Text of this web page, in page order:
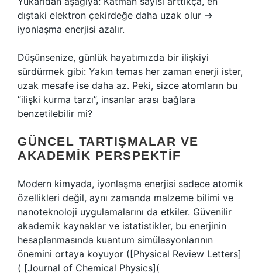
dıştaki elektron çekirdeğe daha uzak olur →
iyonlaşma enerjisi azalır.
Düşünsenize, günlük hayatımızda bir ilişkiyi
sürdürmek gibi: Yakın temas her zaman enerji ister,
uzak mesafe ise daha az. Peki, sizce atomların bu
“ilişki kurma tarzı”, insanlar arası bağlara
benzetilebilir mi?
GÜNCEL TARTIŞMALAR VE
AKADEMIK PERSPEKTIF
Modern kimyada, iyonlaşma enerjisi sadece atomik
özellikleri değil, aynı zamanda malzeme bilimi ve
nanoteknoloji uygulamalarını da etkiler. Güvenilir
akademik kaynaklar ve istatistikler, bu enerjinin
hesaplanmasında kuantum simülasyonlarının
önemini ortaya koyuyor ([Physical Review Letters]
( [Journal of Chemical Physics](